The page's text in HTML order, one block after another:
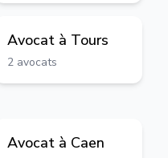
Avocat à Tours
2 avocats
Avocat à Caen